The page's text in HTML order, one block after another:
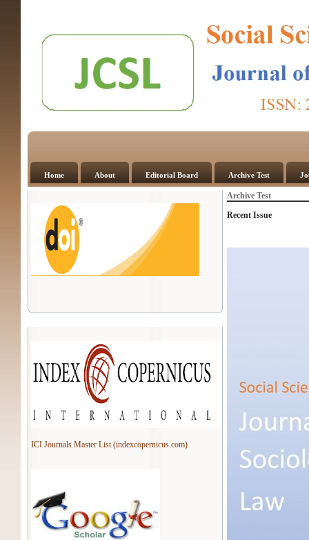
Home About Editorial Board Archive Test
ICI Journals Master List (indexcopernicus.com)
Archive Test
Recent Issue